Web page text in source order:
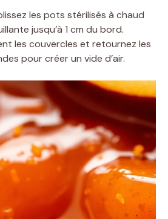
les pots stérilisés à chaud
jusqu’à 1 cm du bord.
les couvercles et retournez les
pour créer un vide d’air.